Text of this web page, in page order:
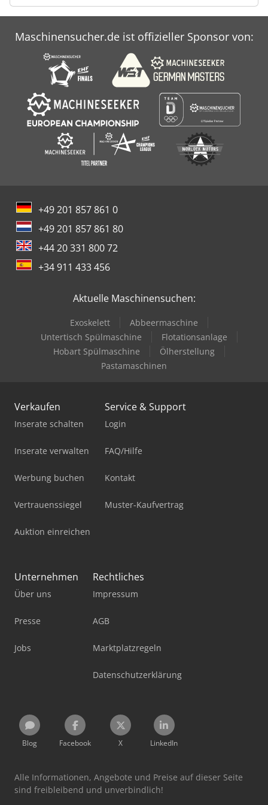
Der auf den Fotos abgebildete Tisch ist nicht Bestandteil
mit MwSt. möglich. Besichtigung nach Absprache möglich.
Zwischenverkauf und Irrtümer vorbehalten.
Maschinensucher.de ist offizieller Sponsor von:
+49 201 857 861 0
+49 201 857 861 80
+44 20 331 800 72
+34 911 433 456
Aktuelle Maschinensuchen:
Exoskelett
Abbeermaschine
Untertisch Spülmaschine
Flotationsanlage
Hobart Spülmaschine
Ölherstellung
Pastamaschinen
Verkaufen
Inserate schalten
Inserate verwalten
Werbung buchen
Vertrauenssiegel
Auktion einreichen
Service & Support
Login
FAQ/Hilfe
Kontakt
Muster-Kaufvertrag
Unternehmen
Über uns
Presse
Jobs
Rechtliches
Impressum
AGB
Marktplatzregeln
Datenschutzerklärung
Blog Facebook X LinkedIn
Alle Informationen, Angebote und Preise auf dieser Seite
sind freibleibend und unverbindlich!